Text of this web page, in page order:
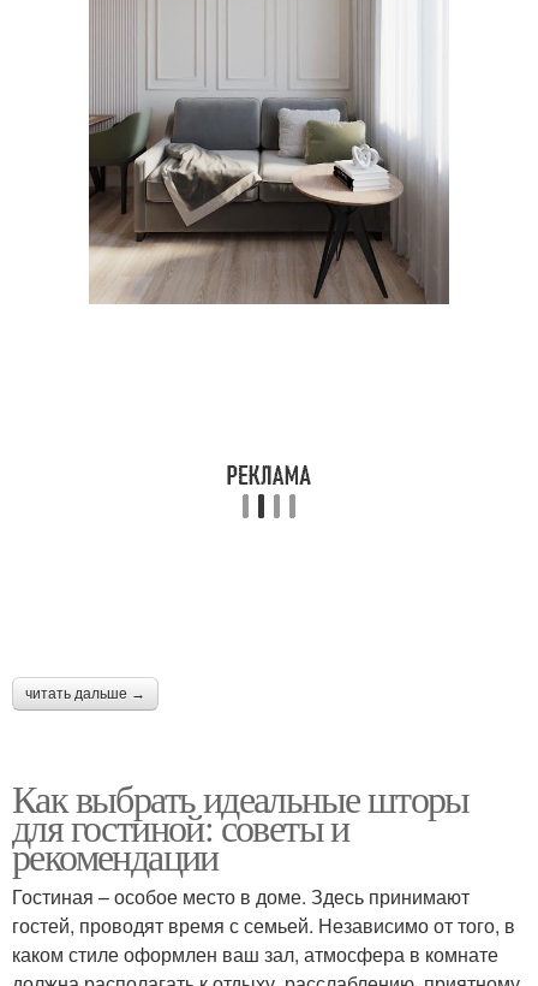
Шторы по сравнению
Решения для коротких
штор
читать дальше →
Как выбрать идеальные шторы
для гостиной: советы и
рекомендации
Гостиная – особое место в доме. Здесь принимают
гостей, проводят время с семьей. Независимо от того, в
каком стиле оформлен ваш зал, атмосфера в комнате